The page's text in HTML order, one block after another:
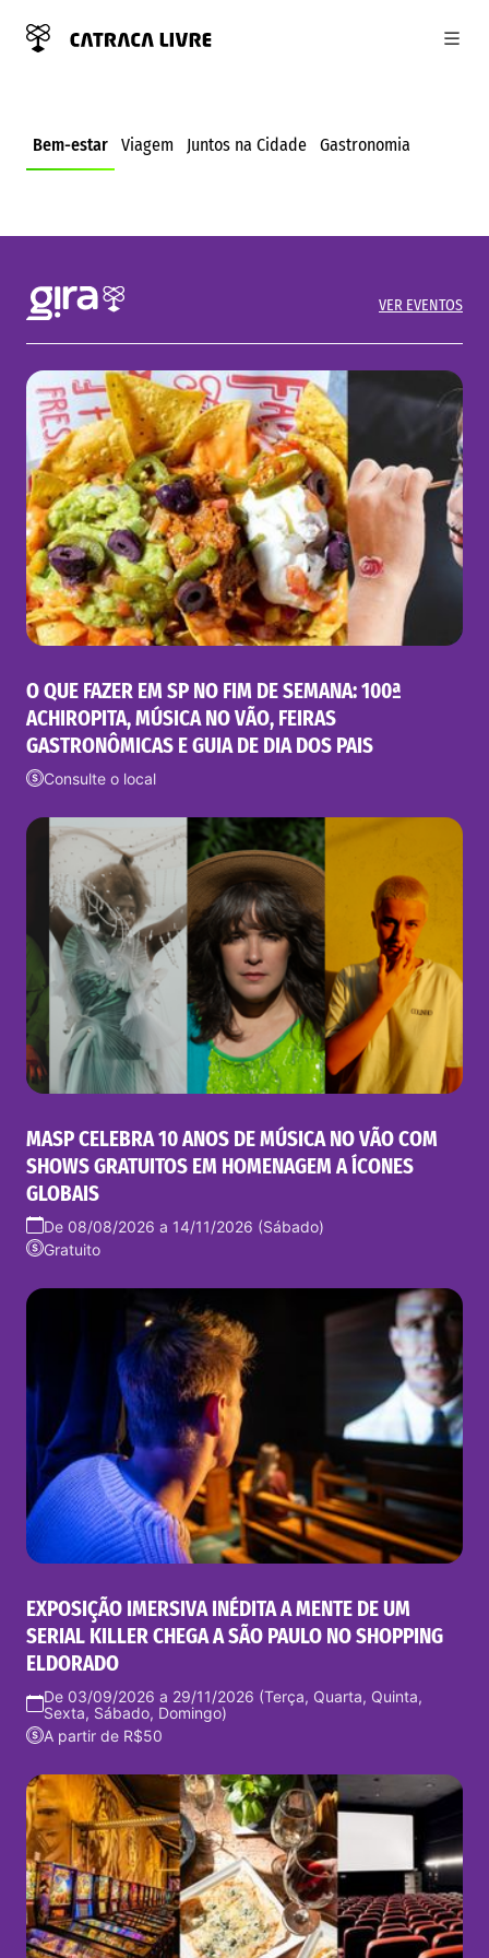
Bem-estar Viagem Juntos na Cidade Gastronomia
CARDIOVASCULARES
VER EVENTOS
O QUE FAZER EM SP NO FIM DE SEMANA: 100ª
ACHIROPITA, MÚSICA NO VÃO, FEIRAS
GASTRONÔMICAS E GUIA DE DIA DOS PAIS
Consulte o local
MASP CELEBRA 10 ANOS DE MÚSICA NO VÃO COM
SHOWS GRATUITOS EM HOMENAGEM A ÍCONES
GLOBAIS
De 08/08/2026 a 14/11/2026 (Sábado)
Gratuito
EXPOSIÇÃO IMERSIVA INÉDITA A MENTE DE UM
SERIAL KILLER CHEGA A SÃO PAULO NO SHOPPING
ELDORADO
De 03/09/2026 a 29/11/2026 (Terça, Quarta, Quinta,
Sexta, Sábado, Domingo)
A partir de R$50